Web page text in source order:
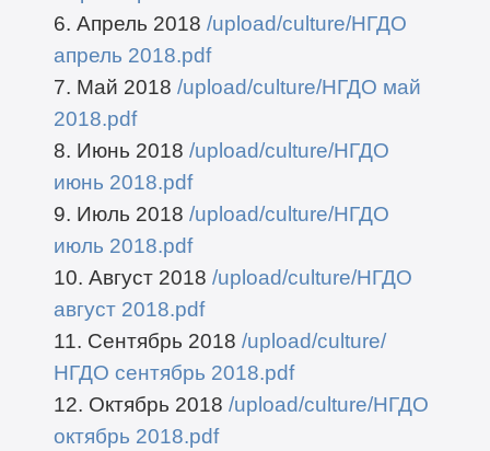
6. Апрель 2018 /upload/culture/НГДО
апрель 2018.pdf
7. Май 2018 /upload/culture/НГДО май
2018.pdf
8. Июнь 2018 /upload/culture/НГДО
июнь 2018.pdf
9. Июль 2018 /upload/culture/НГДО
июль 2018.pdf
10. Август 2018 /upload/culture/НГДО
август 2018.pdf
11. Сентябрь 2018 /upload/culture/
НГДО сентябрь 2018.pdf
12. Октябрь 2018 /upload/culture/НГДО
октябрь 2018.pdf